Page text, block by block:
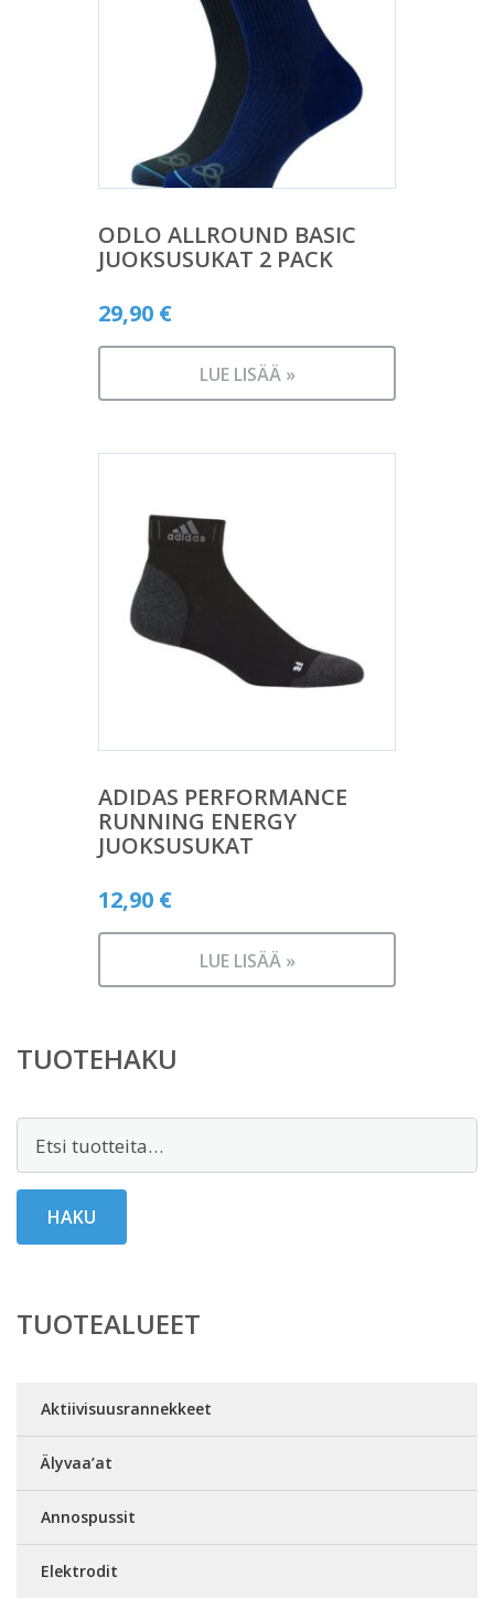
ODLO ALLROUND BASIC
JUOKSUSUKAT 2 PACK
29,90 €
LUE LISÄÄ »
ADIDAS PERFORMANCE
RUNNING ENERGY
JUOKSUSUKAT
12,90 €
LUE LISÄÄ »
TUOTEHAKU
Etsi:
HAKU
TUOTEALUEET
Aktiivisuusrannekkeet
Älyvaa’at
Annospussit
Elektrodit